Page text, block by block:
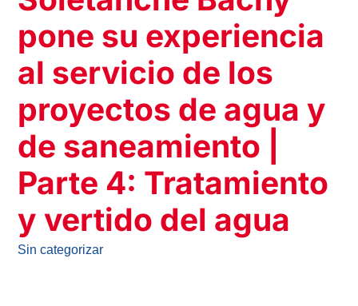
pone su experiencia
al servicio de los
proyectos de agua y
de saneamiento |
Parte 4: Tratamiento
y vertido del agua
Sin categorizar